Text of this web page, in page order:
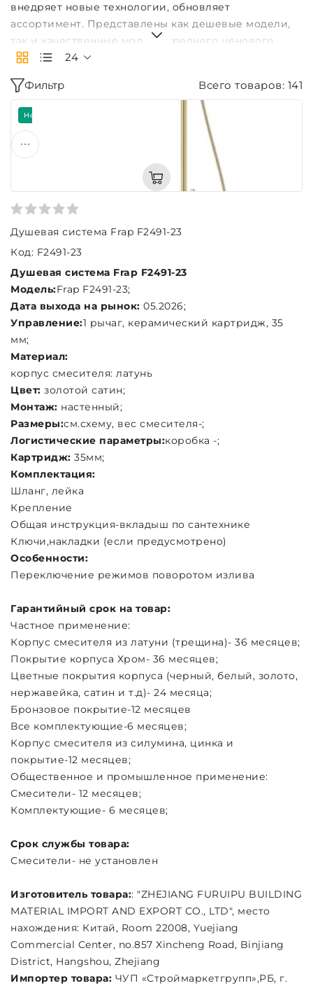
внедряет новые технологии, обновляет
ассортимент. Представлены как дешевые модели,
так и качественные модели среднего ценового
диапазона.
Фильтр Всего товаров: 141
24
Новинка
Душевая система Frap F2491-23
Код: F2491-23
Душевая система Frap F2491-23
Модель:Frap F2491-23;
Дата выхода на рынок: 05.2026;
Управление:1 рычаг, керамический картридж, 35
мм;
Материал:
корпус смесителя: латунь
Цвет: золотой сатин;
Монтаж: настенный;
Размеры:см.схему, вес смесителя-;
Логистические параметры:коробка -;
Картридж: 35мм;
Комплектация:
Шланг, лейка
Крепление
Общая инструкция-вкладыш по сантехнике
Ключи,накладки (если предусмотрено)
Особенности:
Переключение режимов поворотом излива
Гарантийный срок на товар:
Частное применение:
Корпус смесителя из латуни (трещина)- 36 месяцев;
Покрытие корпуса Хром- 36 месяцев;
Цветные покрытия корпуса (черный, белый, золото,
нержавейка, сатин и т.д)- 24 месяца;
Бронзовое покрытие-12 месяцев
Все комплектующие-6 месяцев;
Корпус смесителя из силумина, цинка и
покрытие-12 месяцев;
Общественное и промышленное применение:
Смесители- 12 месяцев;
Комплектующие- 6 месяцев;
Срок службы товара:
Смесители- не установлен
Изготовитель товара:: "ZHEJIANG FURUIPU BUILDING
MATERIAL IMPORT AND EXPORT CO., LTD", место
нахождения: Китай, Room 22008, Yuejiang
Commercial Center, no.857 Xincheng Road, Binjiang
District, Hangshou, Zhejiang
Импортер товара: ЧУП «Строймаркетгрупп»,РБ, г.